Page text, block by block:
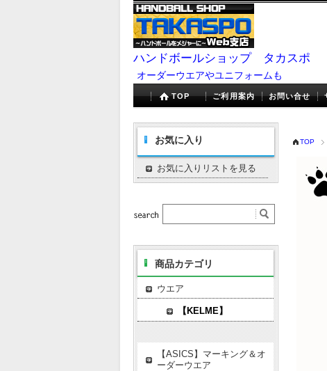
ハンドボールショップ タカスポ
オーダーウエアやユニフォームも
TOP ご利用案内 お問い合せ
TOP
お気に入り
お気に入りリストを見る
商品カテゴリ
ウエア
【KELME】
【ASICS】マーキング＆オ
ーダーウエア